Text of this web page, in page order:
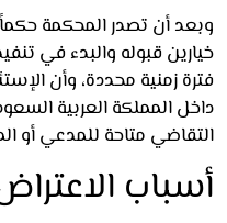
أن تصدر المحكمة حكماً
قبوله والبدء في تنفيذه
زمنية محددة، وأن
المملكة العربية
متاحة للمدعي أو
الاعتراض